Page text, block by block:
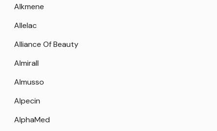
Alkmene
Allelac
Alliance Of Beauty
Almirall
Almusso
Alpecin
AlphaMed